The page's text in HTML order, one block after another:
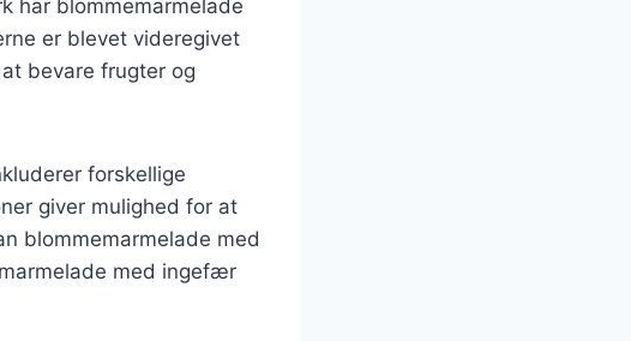
har blommemarmelade
er blevet videregivet
bevare frugter og
forskellige
giver mulighed for at
blommemarmelade med
med ingefær